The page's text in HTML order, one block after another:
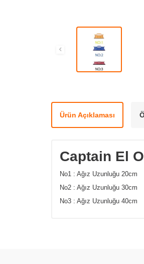
Ürün Açıklaması
Captain El
No1 : Ağız Uzunluğu 20cm
No2 : Ağız Uzunluğu 30cm
No3 : Ağız Uzunluğu 40cm